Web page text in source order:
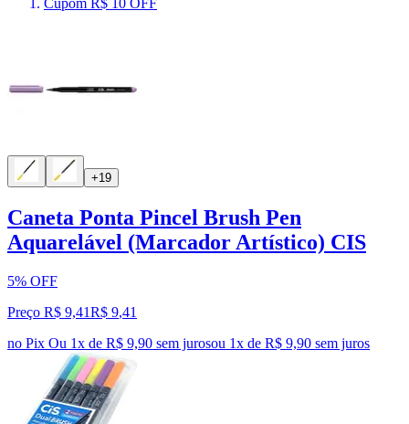
+19
Caneta Ponta Pincel Brush Pen
Aquarelável (Marcador Artístico) CIS
5% OFF
Preço R$ 9,41R$ 9,41
no Pix Ou 1x de R$ 9,90 sem jurosou 1x de R$ 9,90 sem juros